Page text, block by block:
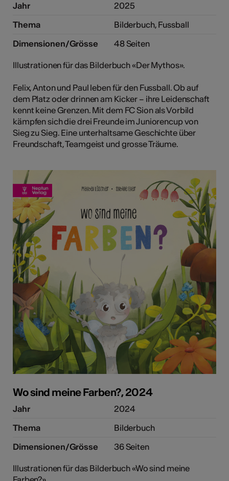
Jahr
2025
Thema
Bilderbuch, Fussball
Dimensionen/Grösse
48 Seiten
Illustrationen für das Bilderbuch «Der Mythos».
Felix, Anton und Paul leben für den Fussball. Ob auf
dem Platz oder drinnen am Kicker – ihre Leidenschaft
kennt keine Grenzen. Mit dem FC Sion als Vorbild
kämpfen sich die drei Freunde im Juniorencup von
Sieg zu Sieg. Eine unterhaltsame Geschichte über
Freundschaft, Teamgeist und grosse Träume.
Wo sind meine Farben?, 2024
Jahr
2024
Thema
Bilderbuch
Dimensionen/Grösse
36 Seiten
Illustrationen für das Bilderbuch «Wo sind meine